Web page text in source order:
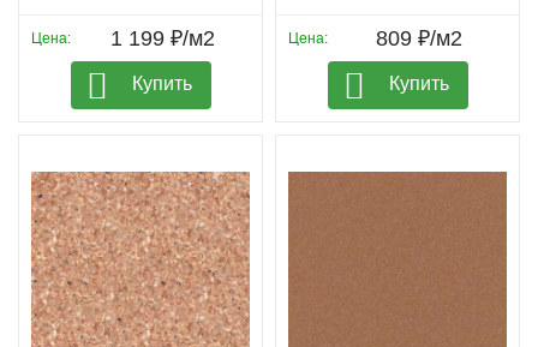
Цена: 1 199 ₽/м2
Купить
Цена: 809 ₽/м2
Купить